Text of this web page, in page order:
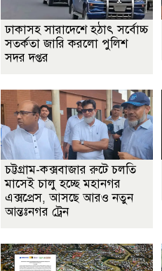
ঢাকাসহ সারাদেশে হঠাৎ সর্বোচ্চ
সতর্কতা জা‌রি করলো পুলিশ
সদর দপ্তর
চট্টগ্রাম-কক্সবাজার রুটে চলতি
মাসেই চালু হচ্ছে মহানগর
এক্সপ্রেস, আসছে আরও নতুন
আন্তঃনগর ট্রেন